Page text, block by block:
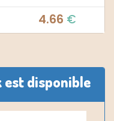
4.66 €
est disponible